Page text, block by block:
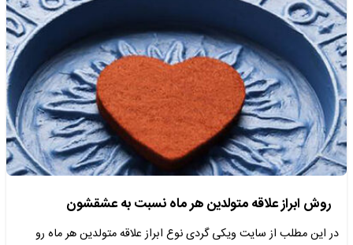
روش ابراز علاقه متولدین هر ماه نسبت به عشقشون
در این مطلب از سایت ویکی گردی نوع ابراز علاقه متولدین هر ماه رو